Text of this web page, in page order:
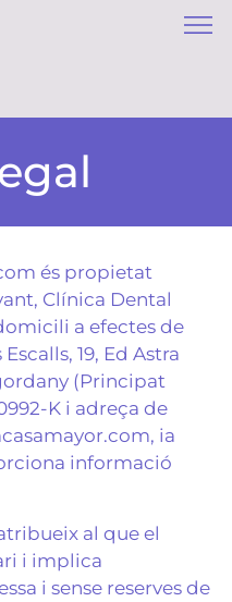
és propietat
Clínica Dental
a efectes de
19, Ed Astra
(Principat
K i adreça de
ia
informació
al que el
i implica
i sense reserves de